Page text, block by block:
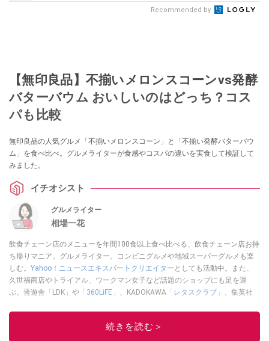
Recommended by
【無印良品】不揃いメロンスコーンvs発酵
バターバウム おいしいのはどっち？コス
パも比較
無印良品の人気グルメ「不揃いメロンスコーン」と「不揃い発酵バターバウ
ム」を食べ比べ。グルメライターが食感やコスパの違いを実食して検証して
みました。
イチオシスト
グルメライター
相場一花
飲食チェーン店のメニューを年間100食以上食べ比べる、飲食チェーン店お持
ち帰りマニア。グルメライター。コンビニグルメや地域スーパーグルメも楽
しむ。 Yahoo！ニュースエキスパートクリエイター としても活動中。また、
久世福商店やトライアル、ワークマン女子など話題のショップにも足を運
ぶ。晋遊舎「LDK」や 「360LiFE」 、KADOKAWA 「レタスクラブ」 、集英社
ルメライター、食の専門家として出演実績あり。
続きを読む＞